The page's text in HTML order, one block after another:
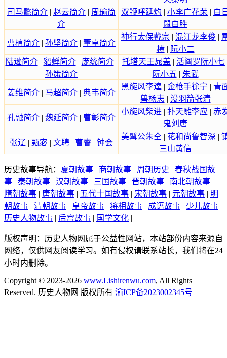
司马懿简介 | 赵云简介 | 周瑜简
介
双鞭呼延灼 | 小李广花荣 | 白
鼠白胜
曹植简介 | 孙坚简介 | 董卓简介
神行太保戴宗 | 混江龙李俊 |
横| 阮小二
陆逊简介| 貂蝉简介| 庞统简介|
孙策简介
托塔天王晁盖 | 活阎罗阮小七
阮小五 | 朱武
姜维简介 | 马超简介 | 典韦简介
黑旋风李逵 | 金枪手徐宁 | 青
兽杨志| 没羽箭张清
孔融简介 | 魏延简介 | 曹彰简介
小旋风柴进 | 扑天雕李应 | 赤
鬼刘唐
张辽 | 甄宓 | 文聘 | 曹睿 | 钟会
美髯公朱仝 | 花和尚鲁智深 |
三山黄信
历史故事导航： 夏朝故事 | 商朝故事 | 周朝历史 | 春秋战国故
事 | 秦朝故事 | 汉朝故事 | 三国故事 | 晋朝故事 | 南北朝故事 |
隋朝故事 | 唐朝故事 | 五代十国故事 | 宋朝故事 | 元朝故事 | 明
朝故事 | 清朝故事 | 皇帝故事 | 将相故事 | 成语故事 | 少儿故事 |
历史人物故事 | 后宫故事 | 国学文化 |
版权声明：历史人物网属于公益性网站，本站部份内容来源自
网络，仅供网友阅读学习。如有侵权请联系站长，我们将在24
小时内删除。
Copyright © 2023-2026 www.Lishirenwu.com, All Rights
Reserved. 历史人物网 版权所有 渝ICP备2023002345号